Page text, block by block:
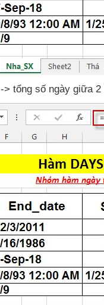
-> tổng số ngày giữa 2